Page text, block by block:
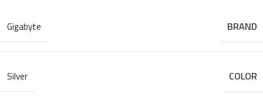
BRAND
Gigabyte
COLOR
Silver